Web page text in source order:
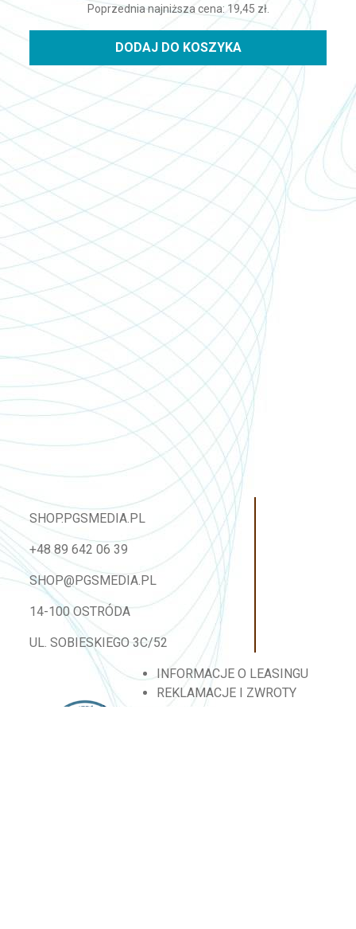
Poprzednia najniższa cena: 19,45 zł.
DODAJ DO KOSZYKA
SHOP.PGSMEDIA.PL
+48 89 642 06 39
SHOP@PGSMEDIA.PL
14-100 OSTRÓDA
UL. SOBIESKIEGO 3C/52
INFORMACJE O LEASINGU
REKLAMACJE I ZWROTY
DOSTAWA